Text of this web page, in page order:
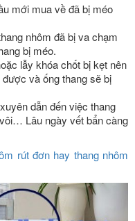
mới mua về đã bị méo
nhôm đã bị va chạm
bị méo.
lẫy khóa chốt bị kẹt nên
và ống thang sẽ bị
dẫn đến việc thang
Lâu ngày vết bẩn càng
rút đơn hay thang nhôm